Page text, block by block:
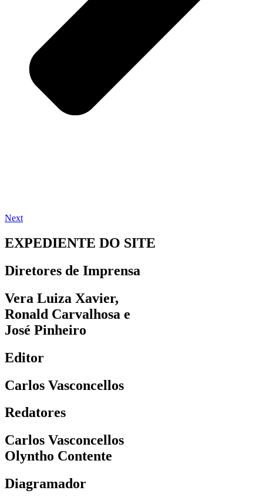
Next
EXPEDIENTE DO SITE
Diretores de Imprensa
Vera Luiza Xavier,
Ronald Carvalhosa e
José Pinheiro
Editor
Carlos Vasconcellos
Redatores
Carlos Vasconcellos
Olyntho Contente
Diagramador